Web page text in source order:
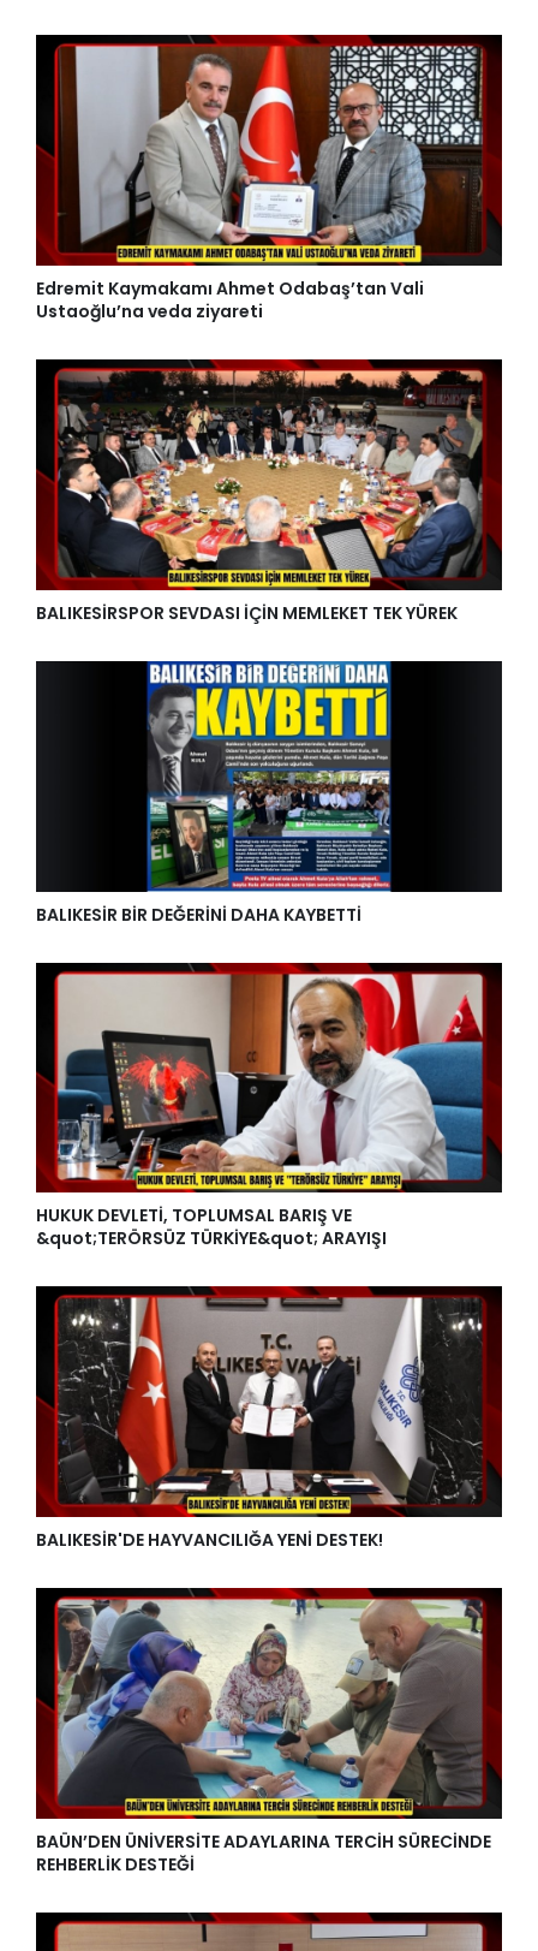
Edremit Kaymakamı Ahmet Odabaş’tan Vali
Ustaoğlu’na veda ziyareti
BALIKESİRSPOR SEVDASI İÇİN MEMLEKET TEK YÜREK
BALIKESİR BİR DEĞERİNİ DAHA KAYBETTİ
HUKUK DEVLETİ, TOPLUMSAL BARIŞ VE
&quot;TERÖRSÜZ TÜRKİYE&quot; ARAYIŞI
BALIKESİR'DE HAYVANCILIĞA YENİ DESTEK!
BAÜN’DEN ÜNİVERSİTE ADAYLARINA TERCİH SÜRECİNDE
REHBERLİK DESTEĞİ